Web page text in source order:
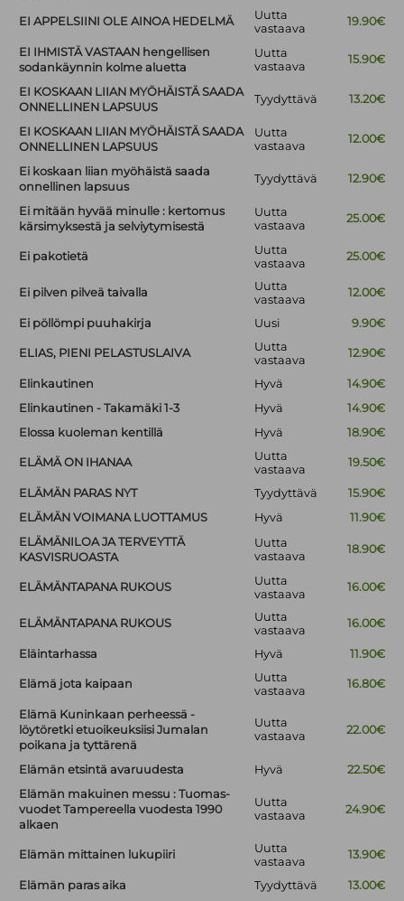
EI APPELSIINI OLE AINOA HEDELMÄ
Uutta
vastaava
19.90€
EI IHMISTÄ VASTAAN hengellisen
sodankäynnin kolme aluetta
Uutta
vastaava
15.90€
EI KOSKAAN LIIAN MYÖHÄISTÄ SAADA
ONNELLINEN LAPSUUS
Tyydyttävä 13.20€
EI KOSKAAN LIIAN MYÖHÄISTÄ SAADA
ONNELLINEN LAPSUUS
Uutta
vastaava
12.00€
Ei koskaan liian myöhäistä saada
onnellinen lapsuus
Tyydyttävä 12.90€
Ei mitään hyvää minulle : kertomus
kärsimyksestä ja selviytymisestä
Uutta
vastaava
25.00€
Ei pakotietä
Uutta
vastaava
25.00€
Ei pilven pilveä taivalla
Uutta
vastaava
12.00€
Ei pöllömpi puuhakirja Uusi 9.90€
ELIAS, PIENI PELASTUSLAIVA
Uutta
vastaava
12.90€
Elinkautinen Hyvä
14.90€
Elinkautinen - Takamäki 1-3
Hyvä
14.90€
Elossa kuoleman kentillä
Hyvä 18.90€
ELÄMÄ ON IHANAA
Uutta
vastaava
19.50€
ELÄMÄN PARAS NYT Tyydyttävä
15.90€
ELÄMÄN VOIMANA LUOTTAMUS
Hyvä
11.90€
ELÄMÄNILOA JA TERVEYTTÄ
KASVISRUOASTA
Uutta
vastaava
18.90€
ELÄMÄNTAPANA RUKOUS
Uutta
vastaava
16.00€
ELÄMÄNTAPANA RUKOUS
Uutta
vastaava
16.00€
Eläintarhassa Hyvä 11.90€
Elämä jota kaipaan
Uutta
vastaava
16.80€
Elämä Kuninkaan perheessä -
löytöretki etuoikeuksiisi Jumalan
poikana ja tyttärenä
Uutta
vastaava
22.00€
Elämän etsintä avaruudesta Hyvä
22.50€
Elämän makuinen messu : Tuomas-
vuodet Tampereella vuodesta 1990
alkaen
Uutta
vastaava
24.90€
Elämän mittainen lukupiiri
Uutta
vastaava
13.90€
Elämän paras aika Tyydyttävä 13.00€